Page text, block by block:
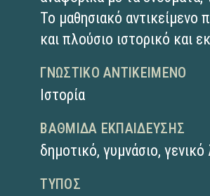
Το μαθησιακό αντικείμενο
και πλούσιο ιστορικό και
ΓΝΩΣΤΙΚΌ ΑΝΤΙΚΕΊΜΕΝΟ
Ιστορία
ΒΑΘΜΊΔΑ ΕΚΠΑΊΔΕΥΣΗΣ
δημοτικό,γυμνάσιο,γενικό
ΤΎΠΟΣ